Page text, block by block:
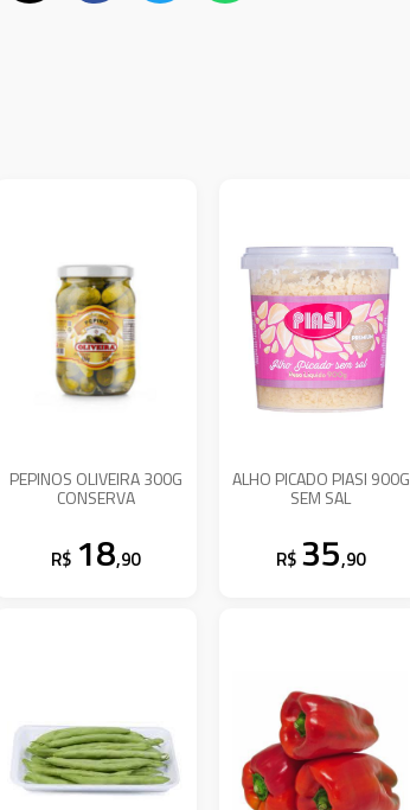
PEPINOS OLIVEIRA 300G
CONSERVA
R$ 18,90
ALHO PICADO PIASI 900G
SEM SAL
R$ 35,90